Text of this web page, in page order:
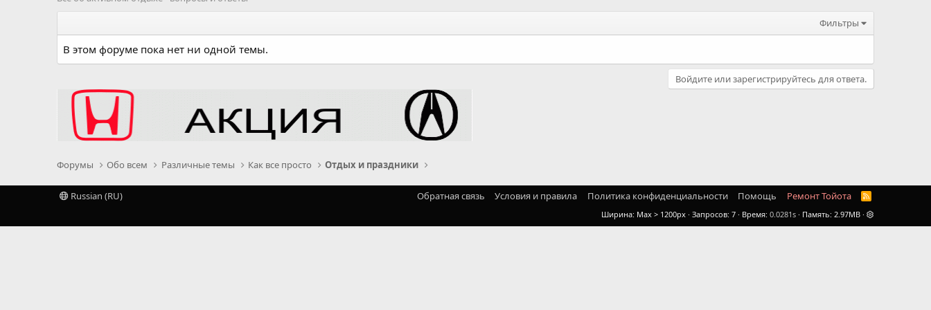
Фильтры
В этом форуме пока нет ни одной темы.
Войдите или зарегистрируйтесь для ответа.
Форумы Обо всем Различные темы Как все просто Отдых и праздники
Russian (RU) Обратная связь Условия и правила Политика конфиденциальности Помощь Ремонт Тойота
R
S
Ширина Запросов 7 Время 0.0281s Память 2.97MB